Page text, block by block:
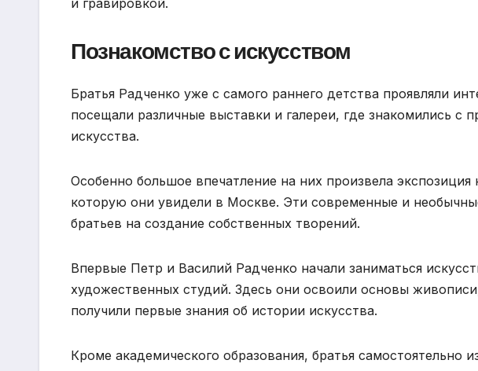
Познакомство с искусством
Братья Радченко уже с самого раннего детства проявляли
посещали различные выставки и галереи, где знакомились с
искусства.
Особенно большое впечатление на них произвела экспозиция
которую они увидели в Москве. Эти современные и
братьев на создание собственных творений.
Впервые Петр и Василий Радченко начали заниматься
художественных студий. Здесь они освоили основы
получили первые знания об истории искусства.
Кроме академического образования, братья самостоятельно